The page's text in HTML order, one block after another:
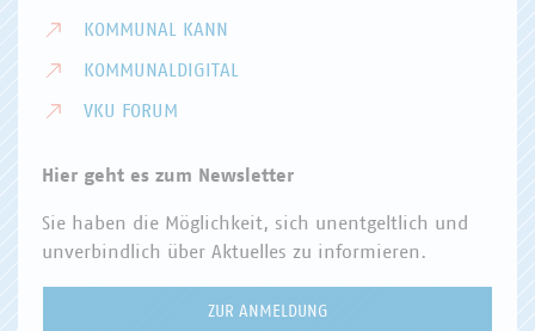
KOMMUNAL KANN
KOMMUNALDIGITAL
VKU FORUM
Hier geht es zum Newsletter
Sie haben die Möglichkeit, sich unentgeltlich und
unverbindlich über Aktuelles zu informieren.
ZUR ANMELDUNG